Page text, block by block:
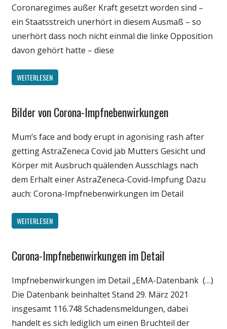
Coronaregimes außer Kraft gesetzt worden sind –
ein Staatsstreich unerhört in diesem Ausmaß – so
unerhört dass noch nicht einmal die linke Opposition
davon gehört hatte – diese
WEITERLESEN
Gesellschaft
Politik
Wirtschaft
Wissenschaft
Bilder von Corona-Impfnebenwirkungen
Mum’s face and body erupt in agonising rash after
getting AstraZeneca Covid jab Mutters Gesicht und
Körper mit Ausbruch quälenden Ausschlags nach
dem Erhalt einer AstraZeneca-Covid-Impfung Dazu
auch: Corona-Impfnebenwirkungen im Detail
WEITERLESEN
Gesellschaft
Politik
Wirtschaft
Wissenschaft
Corona-Impfnebenwirkungen im Detail
Impfnebenwirkungen im Detail „EMA-Datenbank (…)
Die Datenbank beinhaltet Stand 29. März 2021
insgesamt 116.748 Schadensmeldungen, dabei
handelt es sich lediglich um einen Bruchteil der